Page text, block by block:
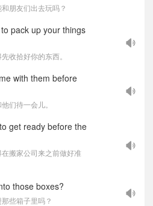
朋友们出去玩吗？
pack up your things
收拾好你的东西。
with them before
们待一会儿。
get ready before the
搬家公司来之前做好准
those boxes?
些箱子里吗？